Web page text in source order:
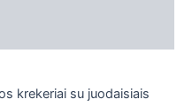
krekeriai su juodaisiais